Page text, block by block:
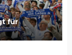
für